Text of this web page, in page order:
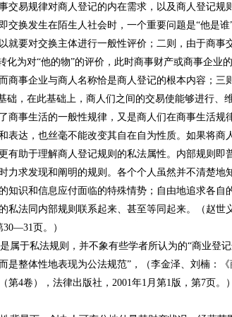
交易规律对商人登记的内在需求，以及商人登记规
交换发生在陌生人社会时，一个重要问题是“他是
就要对交换主体进行一般性评价；二则，由于商事
化为对“他的物”的评价，此时商事财产或商事企业
商事企业与商人名称恰是商人登记的根本内容；三
础，在此基础上，商人们之间的交易使能够进行、
商事生活的一般性规律，又是商人们在商事生活规
表达，也丝毫不能改变其自在自为性质。如果将商
有助于理解商人登记规则的私法属性。内部规则即
力求发现和阐明的规则。各个个人虽然并不清楚地
知识和信息应付面临的特殊情势；自由地追求各自
私法同内部规则联系起来、甚至等同起来。（赵世
页。）
属于私法规则，并不象有些学者所认为的“商业登
是整体性地表现为公法规范”，（李金泽、刘楠：
第4卷），法律出版社，2001年1月第1版，第7页。